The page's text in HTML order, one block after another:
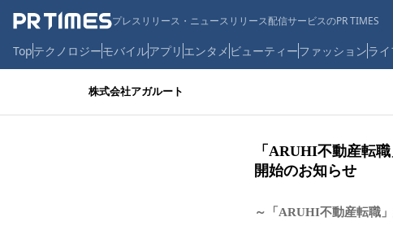
プレスリリース・ニュースリリース配信サービスのPR TIMES
Topテクノロジーモバイルアプリ エンタメ ビューティーファッションラ
株式会社アガルート
「ARUHI不動産転
開始のお知らせ
～「ARUHI不動産転職